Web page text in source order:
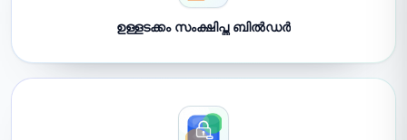
ഉള്ളടക്കം സംക്ഷിപ്ത ബിൽഡർ